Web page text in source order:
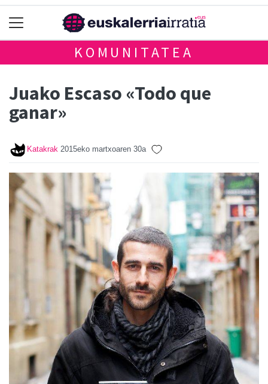
KOMUNITATEA
Juako Escaso «Todo que
ganar»
Katakrak 2015eko martxoaren 30a